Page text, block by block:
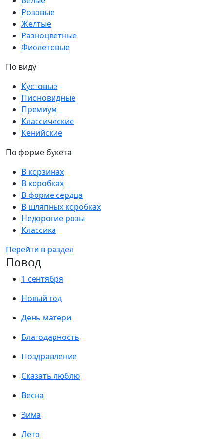
Розовые
Желтые
Разноцветные
Фиолетовые
По виду
Кустовые
Пионовидные
Премиум
Классические
Кенийские
По форме букета
В корзинах
В коробках
В форме сердца
В шляпных коробках
Недорогие розы
Классика
Перейти в раздел
Повод
1 сентября
Новый год
День матери
Благодарность
Поздравление
Сказать люблю
Весна
Зима
Лето